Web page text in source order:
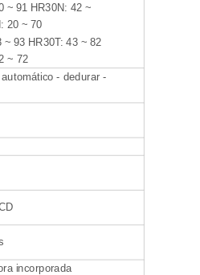
~ 91 HR30N: 42 ~
20 ~ 70
~ 93 HR30T: 43 ~ 82
~ 72
- dedurar -
incorporada